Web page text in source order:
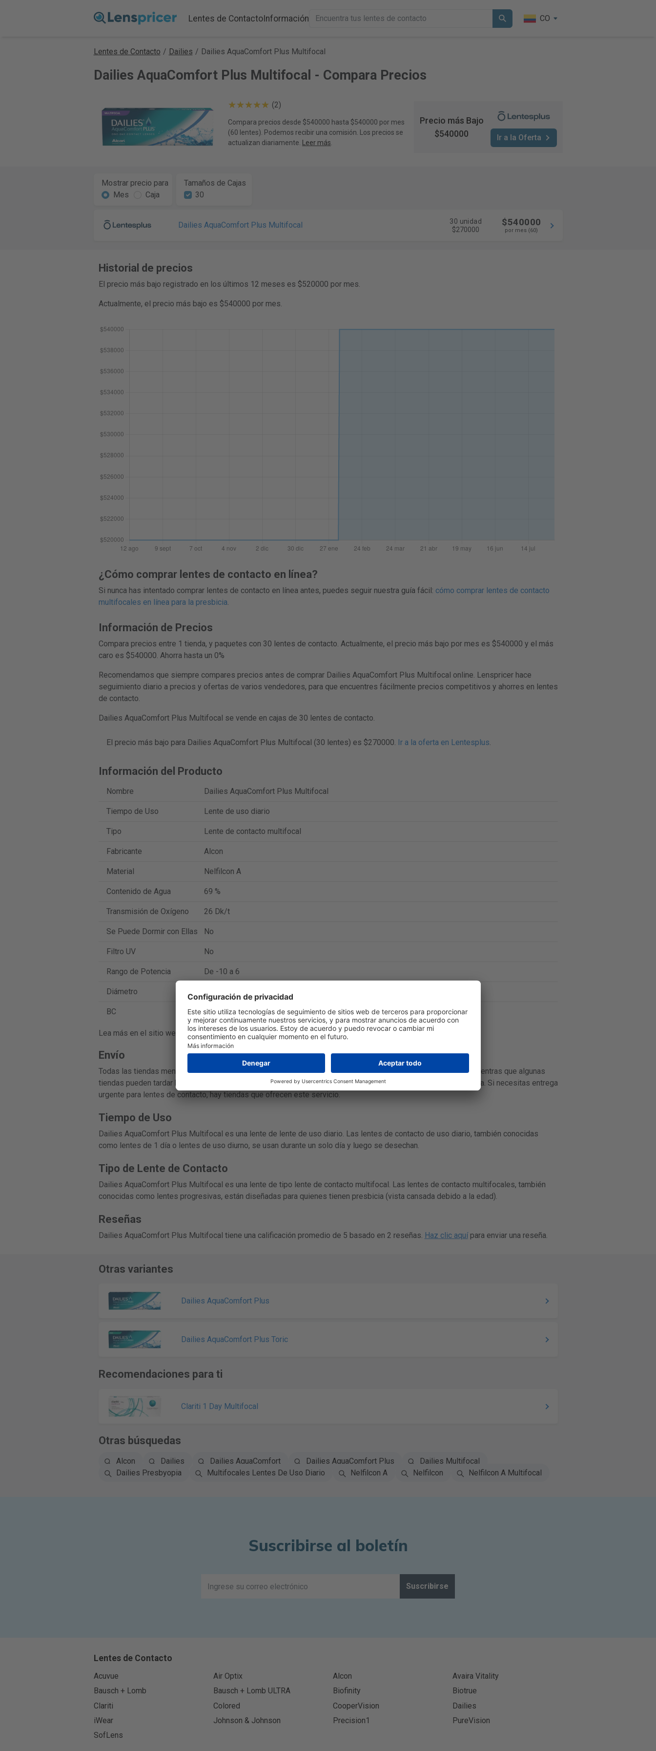
Lentes de ContactoInformación CO
Lentes de Contacto / Dailies / Dailies AquaComfort Plus Multifocal
Dailies AquaComfort Plus Multifocal - Compara Precios
(2)
Compara precios desde $540000 hasta $540000 por mes
(60 lentes). Podemos recibir una comisión. Los precios se
actualizan diariamente. Leer más
Precio más Bajo
$540000
Ir a la Oferta
Mostrar precio para
Mes
Caja
Tamaños de Cajas
30
Dailies AquaComfort Plus Multifocal
30 unidad
$270000
$540000
por mes (60)
Historial de precios
El precio más bajo registrado en los últimos 12 meses es $520000 por mes.
Actualmente, el precio más bajo es $540000 por mes.
¿Cómo comprar lentes de contacto en línea?
Si nunca has intentado comprar lentes de contacto en línea antes, puedes seguir nuestra guía fácil: cómo comprar lentes de contacto
multifocales en línea para la presbicia.
Información de Precios
Compara precios entre 1 tienda, y paquetes con 30 lentes de contacto. Actualmente, el precio más bajo por mes es $540000 y el más
caro es $540000. Ahorra hasta un 0%
Recomendamos que siempre compares precios antes de comprar Dailies AquaComfort Plus Multifocal online. Lenspricer hace
seguimiento diario a precios y ofertas de varios vendedores, para que encuentres fácilmente precios competitivos y ahorres en lentes
de contacto.
Dailies AquaComfort Plus Multifocal se vende en cajas de 30 lentes de contacto.
El precio más bajo para Dailies AquaComfort Plus Multifocal (30 lentes) es $270000. Ir a la oferta en Lentesplus.
Información del Producto
Nombre Dailies AquaComfort Plus Multifocal
Tiempo de Uso Lente de uso diario
Tipo Lente de contacto multifocal
Fabricante Alcon
Material Nelfilcon A
Contenido de Agua 69 %
Transmisión de Oxígeno 26 Dk/t
Se Puede Dormir con Ellas No
Filtro UV No
Rango de Potencia De -10 a 6
Diámetro 14
BC 8.7
Lea más en el sitio web oficial del fabricante:https://www.alcon.com/.
Envío
Todas las tiendas mencionadas en esta página envían a Colombia. El tiempo de entrega típico es de 1-3 días, mientras que algunas
tiendas pueden tardar hasta 3-7 días. El tiempo de entrega exacto se puede encontrar en el sitio web de la tienda. Si necesitas entrega
urgente para lentes de contacto, hay tiendas que ofrecen este servicio.
Tiempo de Uso
Dailies AquaComfort Plus Multifocal es una lente de lente de uso diario. Las lentes de contacto de uso diario, también conocidas
como lentes de 1 día o lentes de uso diurno, se usan durante un solo día y luego se desechan.
Tipo de Lente de Contacto
Dailies AquaComfort Plus Multifocal es una lente de tipo lente de contacto multifocal. Las lentes de contacto multifocales, también
conocidas como lentes progresivas, están diseñadas para quienes tienen presbicia (vista cansada debido a la edad).
Reseñas
Dailies AquaComfort Plus Multifocal tiene una calificación promedio de 5 basado en 2 reseñas. Haz clic aquípara enviar una reseña.
Otras variantes
Dailies AquaComfort Plus
Dailies AquaComfort Plus Toric
Recomendaciones para ti
Clariti 1 Day Multifocal
Otras búsquedas
Alcon Dailies Dailies AquaComfort Dailies AquaComfort Plus
Dailies Multifocal
Dailies Presbyopia
Multifocales Lentes De Uso Diario Nelfilcon A Nelfilcon Nelfilcon A Multifocal
Suscribirse al boletín
Suscribirse
Lentes de Contacto
Acuvue Air Optix Alcon
Avaira Vitality
Bausch + Lomb
Bausch + Lomb ULTRA Biofinity
Biotrue
Clariti
Colored CooperVision
Dailies
iWear
Johnson & Johnson Precision1
PureVision
SofLens